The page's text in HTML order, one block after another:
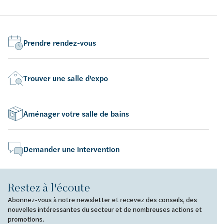
Prendre rendez-vous
Trouver une salle d'expo
Aménager votre salle de bains
Demander une intervention
Restez à l'écoute
Abonnez-vous à notre newsletter et recevez des conseils, des
nouvelles intéressantes du secteur et de nombreuses actions et
promotions.